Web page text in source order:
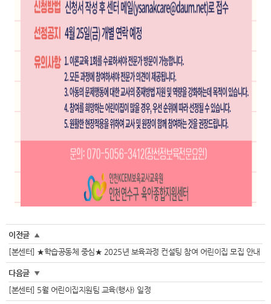
이전글 ▲
[본센터] ★학습공동체 중심★ 2025년 보육과정 컨설팅 참여 어린이집 모집 안내
다음글 ▼
[본센터] 5월 어린이집지원팀 교육(행사) 일정